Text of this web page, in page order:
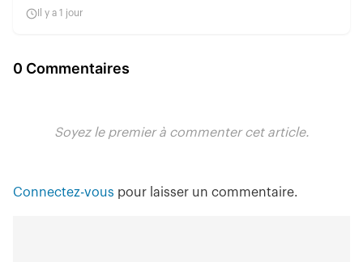
Il y a 1 jour
0 Commentaires
Soyez le premier à commenter cet article.
Connectez-vous pour laisser un commentaire.